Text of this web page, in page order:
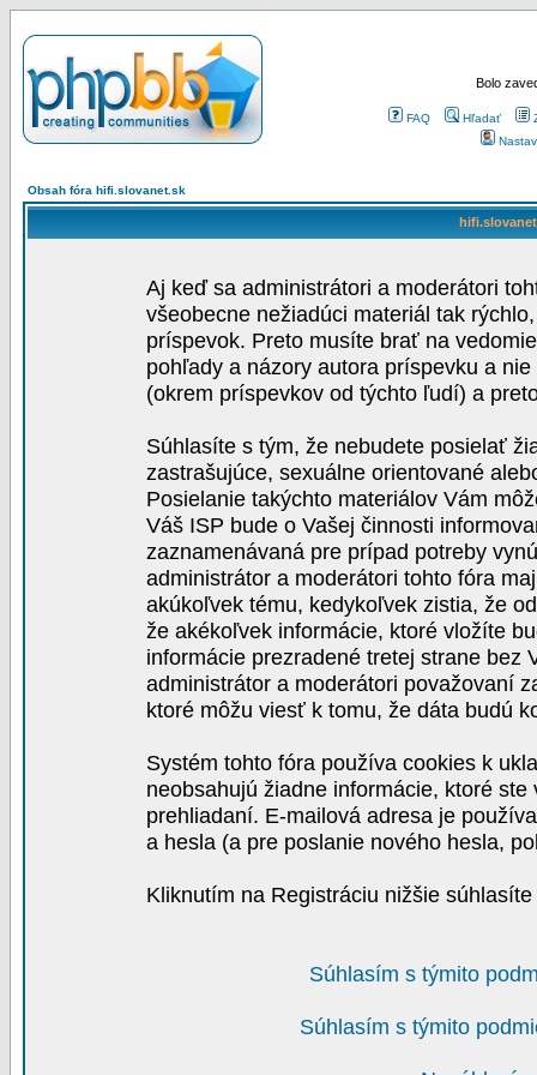
Bolo
FAQ Hľadať
Obsah fóra hifi.slovanet.sk
Aj keď sa administrátori a moderátori
všeobecne nežiadúci materiál tak
príspevok. Preto musíte brať na
pohľady a názory autora príspevku a
(okrem príspevkov od týchto ľudí) a
Súhlasíte s tým, že nebudete posielať
zastrašujúce, sexuálne orientované
Posielanie takýchto materiálov Vám
Váš ISP bude o Vašej činnosti
zaznamenávaná pre prípad potreby
administrátor a moderátori tohto fóra
akúkoľvek tému, kedykoľvek zistia, že
že akékoľvek informácie, ktoré vložíte
informácie prezradené tretej strane bez
administrátor a moderátori považovaní
ktoré môžu viesť k tomu, že dáta budú
Systém tohto fóra používa cookies k
neobsahujú žiadne informácie, ktoré
prehliadaní. E-mailová adresa je
a hesla (a pre poslanie nového hesla,
Kliknutím na Registráciu nižšie
Súhlasím s týmito
Súhlasím s týmito